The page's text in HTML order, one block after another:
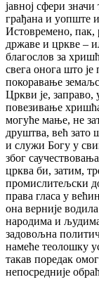
јавној сфери
грађана и уопште
Истовремено, пак,
државе и цркве –
благослов за
свега онога што
покоравање
Цркви је, заправо,
повезивање
могуће мање, не
друштва, већ зато
и служи Богу у
због
црква би, затим,
промислитељски
права гласа у
она верније
народима и
задовољна
намеће теолошку
такав поредак
непосредније